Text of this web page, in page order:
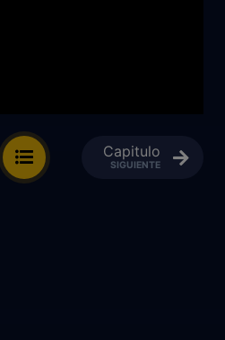
Capitulo
SIGUIENTE